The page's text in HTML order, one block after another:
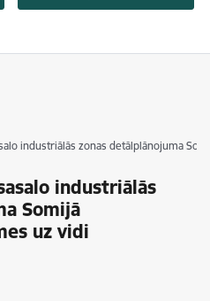
industriālās zonas detālplānojuma
industriālās
Somijā
uz vidi